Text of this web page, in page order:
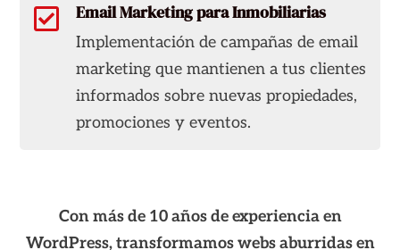
 Email Marketing para Inmobiliarias
Implementación de campañas de email
marketing que mantienen a tus clientes
informados sobre nuevas propiedades,
promociones y eventos.
Con más de 10 años de experiencia en
WordPress, transformamos webs aburridas en